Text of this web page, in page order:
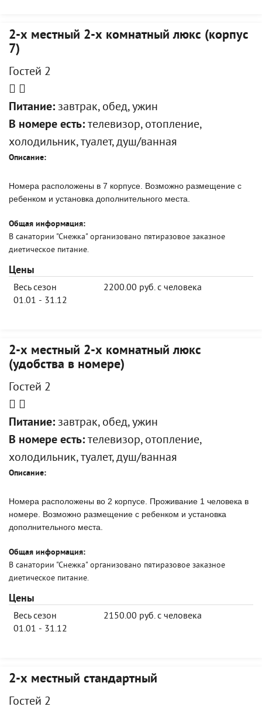
2-х местный 2-х комнатный люкс (корпус
7)
Гостей 2
Питание: завтрак, обед, ужин
В номере есть: телевизор, отопление,
холодильник, туалет, душ/ванная
Описание:
Номера расположены в 7 корпусе. Возможно размещение с
ребенком и установка дополнительного места.
Общая информация:
В санатории "Снежка" организовано пятиразовое заказное
диетическое питание.
Цены
Весь сезон
01.01 - 31.12
2200.00 руб. с человека
2-х местный 2-х комнатный люкс
(удобства в номере)
Гостей 2
Питание: завтрак, обед, ужин
В номере есть: телевизор, отопление,
холодильник, туалет, душ/ванная
Описание:
Номера расположены во 2 корпусе. Проживание 1 человека в
номере. Возможно размещение с ребенком и установка
дополнительного места.
Общая информация:
В санатории "Снежка" организовано пятиразовое заказное
диетическое питание.
Цены
Весь сезон
01.01 - 31.12
2150.00 руб. с человека
2-х местный стандартный
Гостей 2